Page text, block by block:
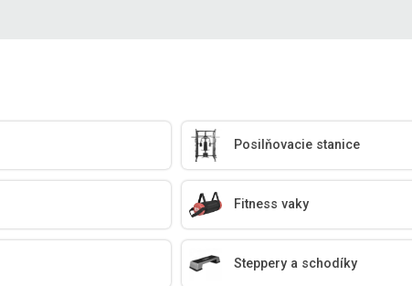
Posilňovacie stanice
Fitness vaky
Steppery a schodíky